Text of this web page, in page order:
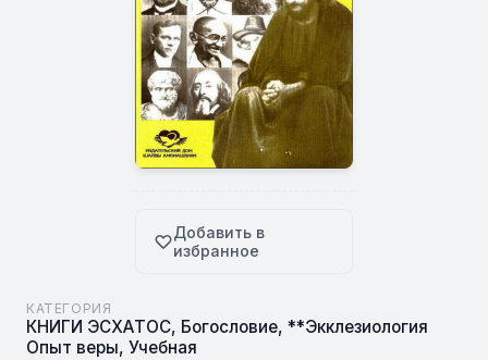
Добавить в
избранное
КАТЕГОРИЯ
КНИГИ ЭСХАТОС, Богословие, **Экклезиология
Опыт веры, Учебная